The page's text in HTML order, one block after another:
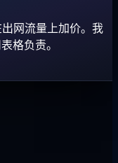
网流量上加价。我
格负责。